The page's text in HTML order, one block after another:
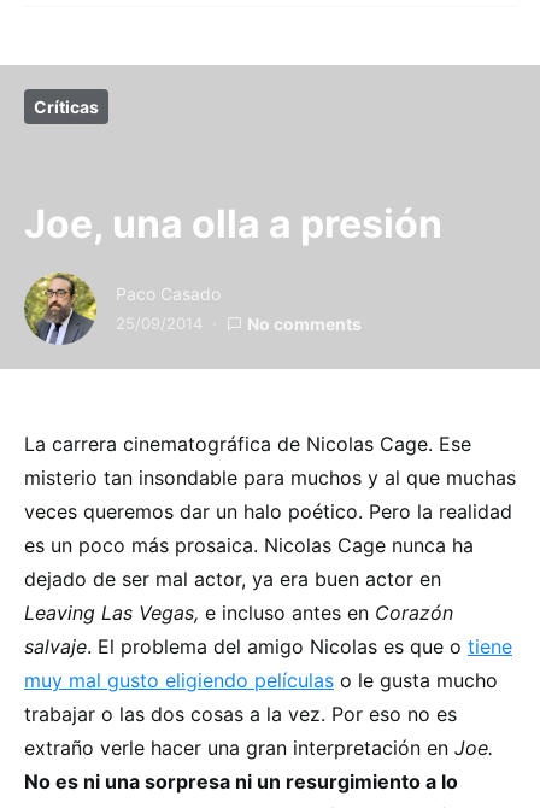
Críticas
Joe, una olla a presión
Paco Casado
25/09/2014 No comments
La carrera cinematográfica de Nicolas Cage. Ese
misterio tan insondable para muchos y al que muchas
veces queremos dar un halo poético. Pero la realidad
es un poco más prosaica. Nicolas Cage nunca ha
dejado de ser mal actor, ya era buen actor en
Leaving Las Vegas, e incluso antes en Corazón
salvaje. El problema del amigo Nicolas es que o tiene
muy mal gusto eligiendo películas o le gusta mucho
trabajar o las dos cosas a la vez. Por eso no es
extraño verle hacer una gran interpretación en Joe.
No es ni una sorpresa ni un resurgimiento a lo